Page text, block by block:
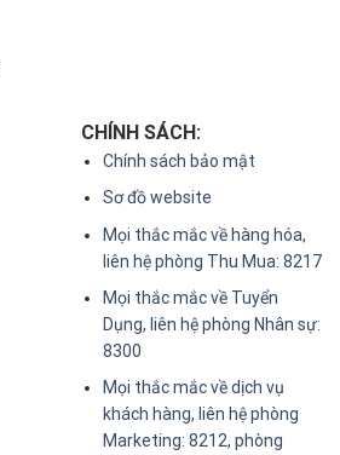
CHÍNH SÁCH:
Chính sách bảo mật
Sơ đồ website
Mọi thắc mắc về hàng hóa,
liên hệ phòng Thu Mua: 8217
Mọi thắc mắc về Tuyển
Dụng, liên hệ phòng Nhân sự:
8300
Mọi thắc mắc về dịch vụ
khách hàng, liên hệ phòng
Marketing: 8212, phòng